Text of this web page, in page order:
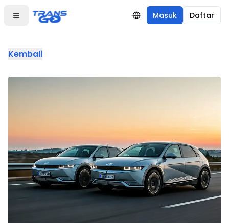
Masuk Daftar
Kembali